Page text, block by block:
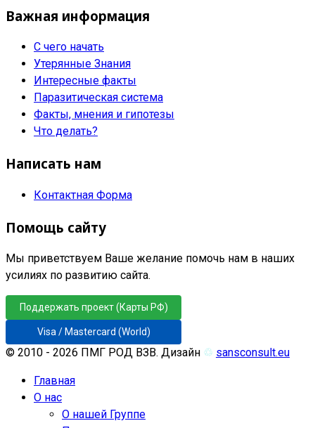
Важная информация
С чего начать
Утерянные Знания
Интересные факты
Паразитическая система
Факты, мнения и гипотезы
Что делать?
Написать нам
Контактная Форма
Помощь сайту
Мы приветствуем Ваше желание помочь нам в наших
усилиях по развитию сайта.
Поддержать проект (Карты РФ)
Visa / Mastercard (World)
© 2010 - 2026 ПМГ РОД ВЗВ. Дизайн ♲ sansconsult.eu
Главная
О нас
О нашей Группе